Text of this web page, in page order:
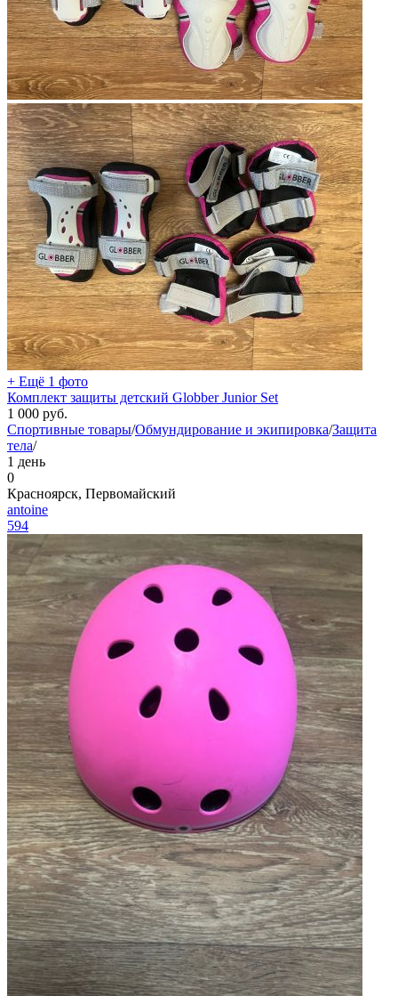
+ Ещё 1 фото
Комплект защиты детский Globber Junior Set
1 000 руб.
Спортивные товары/Обмундирование и экипировка/Защита
тела/
1 день
0
Красноярск, Первомайский
antoine
594